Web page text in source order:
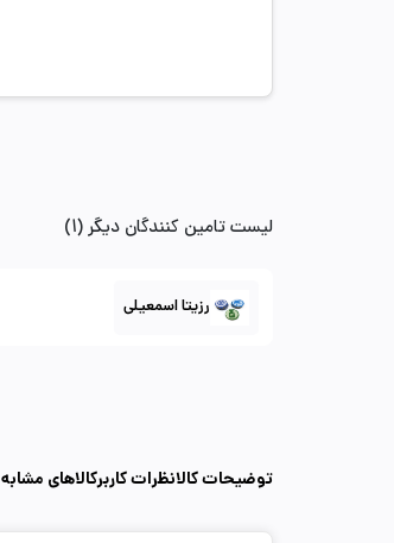
لیست تامین کنندگان دیگر (1)
رزیتا اسمعیلی
توضیحات کالانظرات کاربرکالاهای مشابه